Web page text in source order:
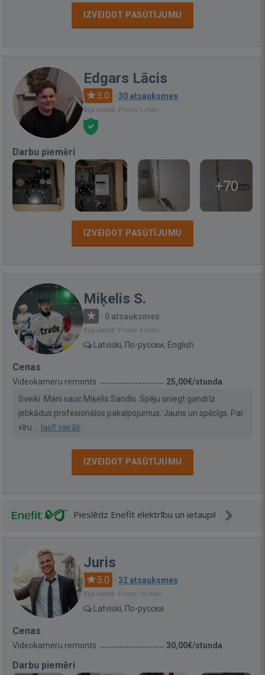
IZVEIDOT PASŪTĪJUMU
Edgars Lācis
5.0 · 30 atsauksmes
Bija vietnē: Pirms 1 mēn.
Darbu piemēri
+70
IZVEIDOT PASŪTĪJUMU
Miķelis S.
· 0 atsauksmes
Bija vietnē: Pirms 4 mēn.
Latviski, По-русски, English
Cenas
Videokameru remonts
25,00€/stunda
Sveiki. Mani sauc Miķelis Sandis. Spēju sniegt gandrīz
jebkādus profesionālos pakalpojumus. Jauns un spēcīgs. Par
vīru ...
lasīt vairāk
IZVEIDOT PASŪTĪJUMU
Pieslēdz Enefit elektrību un ietaupi!
Juris
5.0 · 32 atsauksmes
Bija vietnē: Pirms 10 mēn.
Latviski, По-русски
Cenas
Videokameru remonts 30,00€/stunda
Darbu piemēri